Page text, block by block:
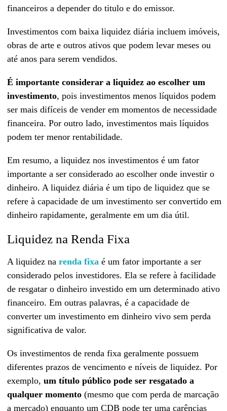
financeiros a depender do titulo e do emissor.
Investimentos com baixa liquidez diária incluem imóveis,
obras de arte e outros ativos que podem levar meses ou
até anos para serem vendidos.
É importante considerar a liquidez ao escolher um
investimento, pois investimentos menos líquidos podem
ser mais difíceis de vender em momentos de necessidade
financeira. Por outro lado, investimentos mais líquidos
podem ter menor rentabilidade.
Em resumo, a liquidez nos investimentos é um fator
importante a ser considerado ao escolher onde investir o
dinheiro. A liquidez diária é um tipo de liquidez que se
refere à capacidade de um investimento ser convertido em
dinheiro rapidamente, geralmente em um dia útil.
Liquidez na Renda Fixa
A liquidez na renda fixa é um fator importante a ser
considerado pelos investidores. Ela se refere à facilidade
de resgatar o dinheiro investido em um determinado ativo
financeiro. Em outras palavras, é a capacidade de
converter um investimento em dinheiro vivo sem perda
significativa de valor.
Os investimentos de renda fixa geralmente possuem
diferentes prazos de vencimento e níveis de liquidez. Por
exemplo, um título público pode ser resgatado a
qualquer momento (mesmo que com perda de marcação
a mercado) enquanto um CDB pode ter uma carências